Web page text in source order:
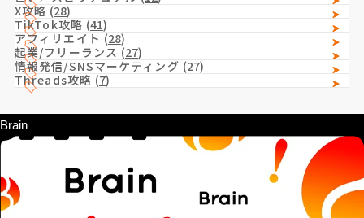
X攻略 (28)
TikTok攻略 (41)
アフィリエイト (28)
起業/フリーランス (27)
情報発信/SNSマーケティング (27)
Threads攻略 (7)
Brain